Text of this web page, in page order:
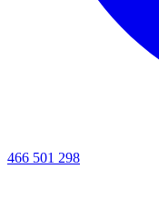
466 501 298